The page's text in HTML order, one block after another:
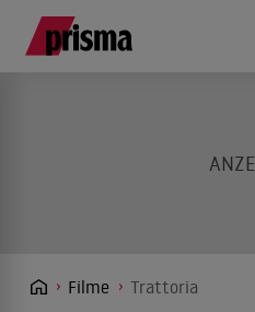
Filme Trattoria